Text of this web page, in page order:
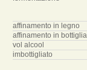
affinamento in legno
affinamento in bottiglia
vol alcool
imbottigliato